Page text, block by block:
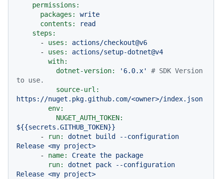
permissions:
packages:
write
contents:
read
steps:
-
uses:
actions/checkout@v6
-
uses:
actions/setup-dotnet@v4
with:
dotnet-version:
'6.0.x'
# SDK Version
to use.
source-url:
https://nuget.pkg.github.com/<owner>/index.json
env:
NUGET_AUTH_TOKEN:
${{secrets.GITHUB_TOKEN}}
-
run: dotnet build
--configuration
Release <my project>
-
name: Create the package
run:
dotnet pack
--configuration
Release <my project>